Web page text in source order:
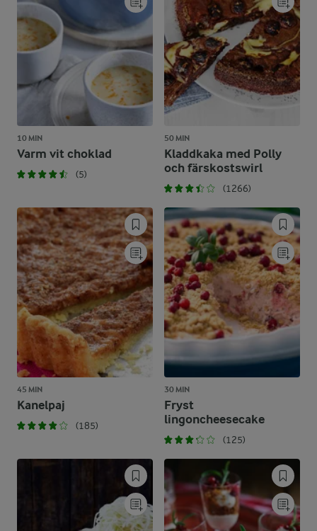
10 MIN
Varm vit choklad
(5)
50 MIN
Kladdkaka med Polly
och färskostswirl
(1266)
45 MIN
Kanelpaj
(185)
30 MIN
Fryst
lingoncheesecake
(125)